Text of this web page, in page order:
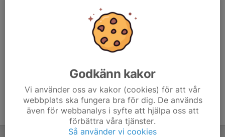
Godkänn kakor
Vi använder oss av kakor (cookies) för att vår
webbplats ska fungera bra för dig. De används
även för webbanalys i syfte att hjälpa oss att
förbättra våra tjänster.
Så använder vi cookies